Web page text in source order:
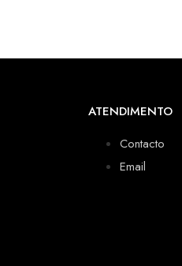
ATENDIMENTO
Contacto
Email